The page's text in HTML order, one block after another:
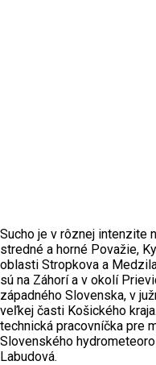
Sucho je v rôznej intenzite
stredné a horné Považie,
oblasti Stropkova a
sú na Záhorí a v okolí
západného Slovenska, v
veľkej časti Košického
technická pracovníčka pre
Slovenského
Labudová.